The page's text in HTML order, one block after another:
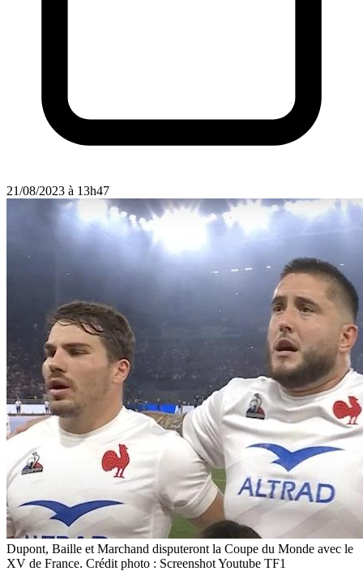
21/08/2023 à 13h47
Dupont, Baille et Marchand disputeront la Coupe du Monde avec le
XV de France. Crédit photo : Screenshot Youtube TF1